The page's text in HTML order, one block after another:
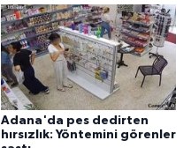
Adana'da pes dedirten
hırsızlık: Yöntemini görenler